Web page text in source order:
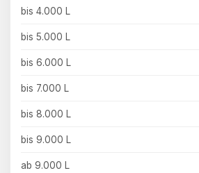
bis 4.000 L
bis 5.000 L
bis 6.000 L
bis 7.000 L
bis 8.000 L
bis 9.000 L
ab 9.000 L